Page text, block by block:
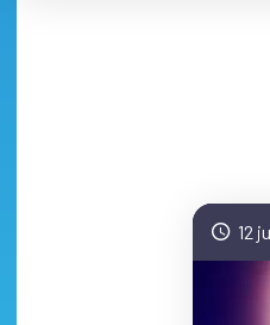
12